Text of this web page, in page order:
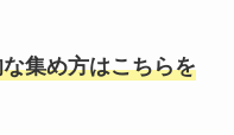
集め方はこちらを